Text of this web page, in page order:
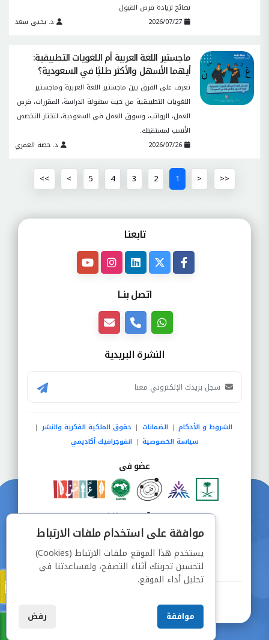
نصائح لزيادة فرص القبول.
د. يحيى سعد
ماجستير اللغة العربية أم اللغويات التطبيقية:
أيهما الأسهل والأكثر طلبًا في السعودية؟
تعرف على الفرق بين ماجستير اللغة العربية وماجستير
اللغويات التطبيقية من حيث سهولة الدراسة، المقررات، فرص
العمل، الرواتب، وسوق العمل في السعودية، لتختار التخصص
الأنسب لمستقبلك.
د. حصة العمري
<<
<
1
2
3
4
5
>
>>
تابعنـا
اتصل بنــا
النشرة البريدية
الشروط و الأحكام | الضمانات | حقوق الملكية الفكرية والنشر |
سياسة الخصوصية | انفوجرافيك أكاديمي
عضو فى
دفع آمن من خلال
موافقة على استخدام ملفات الارتباط
يستخدم هذا الموقع ملفات الارتباط (Cookies)
لتحسين تجربتك أثناء التصفح، ولمساعدتنا في
تحليل أداء الموقع.
موافقة رفض